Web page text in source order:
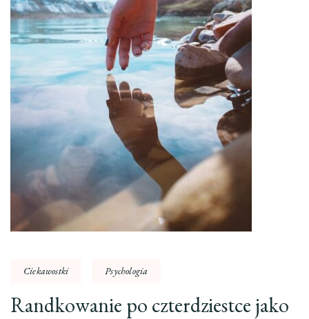
Ciekawostki Psychologia
Randkowanie po czterdziestce jako